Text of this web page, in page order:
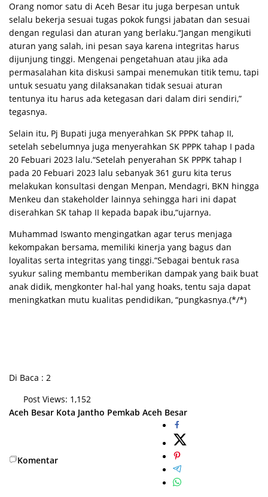
Orang nomor satu di Aceh Besar itu juga berpesan untuk
selalu bekerja sesuai tugas pokok fungsi jabatan dan sesuai
dengan regulasi dan aturan yang berlaku.“Jangan mengikuti
aturan yang salah, ini pesan saya karena integritas harus
dijunjung tinggi. Mengenai pengetahuan atau jika ada
permasalahan kita diskusi sampai menemukan titik temu, tapi
untuk sesuatu yang dilaksanakan tidak sesuai aturan
tentunya itu harus ada ketegasan dari dalam diri sendiri,”
tegasnya.
Selain itu, Pj Bupati juga menyerahkan SK PPPK tahap II,
setelah sebelumnya juga menyerahkan SK PPPK tahap I pada
20 Febuari 2023 lalu.“Setelah penyerahan SK PPPK tahap I
pada 20 Febuari 2023 lalu sebanyak 361 guru kita terus
melakukan konsultasi dengan Menpan, Mendagri, BKN hingga
Menkeu dan stakeholder lainnya sehingga hari ini dapat
diserahkan SK tahap II kepada bapak ibu,“ujarnya.
Muhammad Iswanto mengingatkan agar terus menjaga
kekompakan bersama, memiliki kinerja yang bagus dan
loyalitas serta integritas yang tinggi.“Sebagai bentuk rasa
syukur saling membantu memberikan dampak yang baik buat
anak didik, mengkonter hal-hal yang hoaks, tentu saja dapat
meningkatkan mutu kualitas pendidikan, “pungkasnya.(*/*)
Di Baca : 2
Post Views: 1,152
Aceh Besar Kota Jantho Pemkab Aceh Besar
Komentar